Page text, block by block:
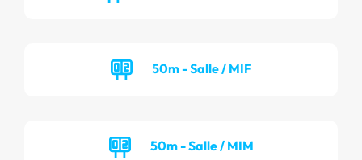
50m - Salle / MIF
50m - Salle / MIM